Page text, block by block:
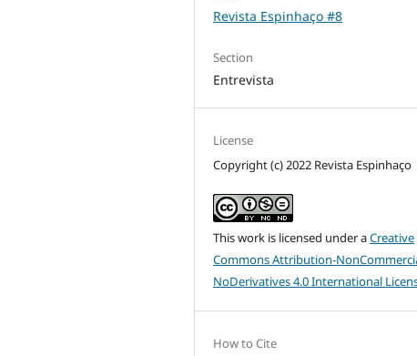
Revista Espinhaço #8
Section
Entrevista
License
Copyright (c) 2022 Revista Espinhaço
This work is licensed under aCreative
Commons Attribution-
NoDerivatives 4.0 International
How to Cite